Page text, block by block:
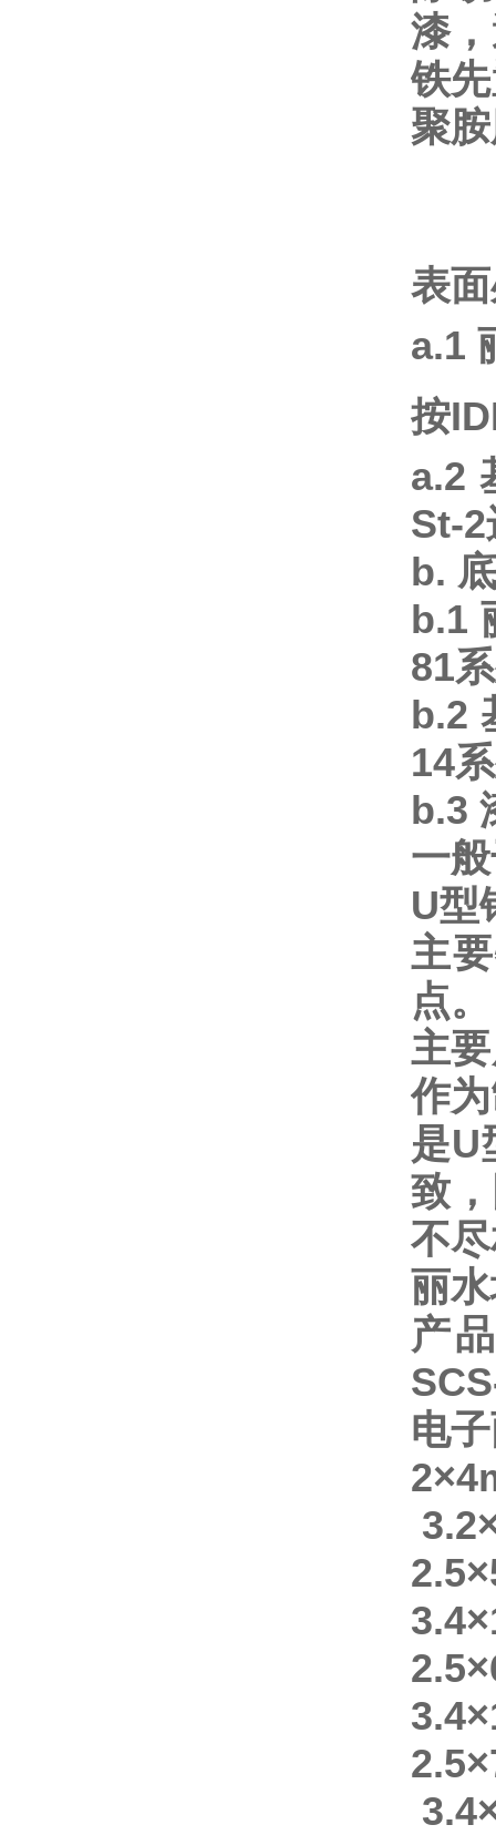
漆
铁
聚
表
a.1
按
a.2
St-2
b.
b.1
81
b.2
14
b.3
一
U型
主
点。
主
作
是U
致
不
丽
产
电
2
2.5
2.5
2.5